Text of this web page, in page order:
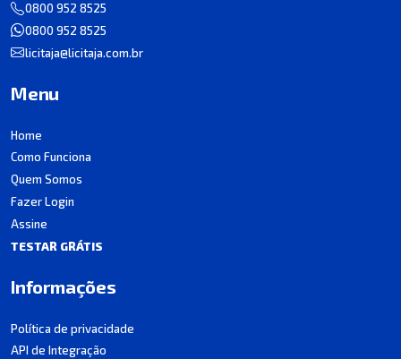
0800 952 8525
0800 952 8525
licitaja@licitaja.com.br
Menu
Home
Como Funciona
Quem Somos
Fazer Login
Assine
TESTAR GRÁTIS
Informações
Política de privacidade
API de Integração